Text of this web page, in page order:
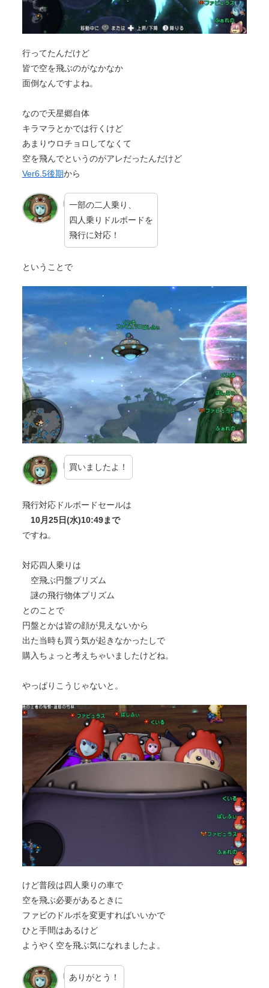
行ってたんだけど
皆で空を飛ぶのがなかなか
面倒なんですよね。
なので天星郷自体
キラマラとかでは行くけど
あまりウロチョロしてなくて
空を飛んでというのがアレだったんだけど
Ver6.5後期から
一部の二人乗り、
四人乗りドルボードを
飛行に対応！
ということで
買いましたよ！
飛行対応ドルボードセールは
10月25日(水)10:49まで
ですね。
対応四人乗りは
空飛ぶ円盤プリズム
謎の飛行物体プリズム
とのことで
円盤とかは皆の顔が見えないから
出た当時も買う気が起きなかったしで
購入ちょっと考えちゃいましたけどね。
やっぱりこうじゃないと。
けど普段は四人乗りの車で
空を飛ぶ必要があるときに
ファビのドルボを変更すればいいかで
ひと手間はあるけど
ようやく空を飛ぶ気になれましたよ。
ありがとう！